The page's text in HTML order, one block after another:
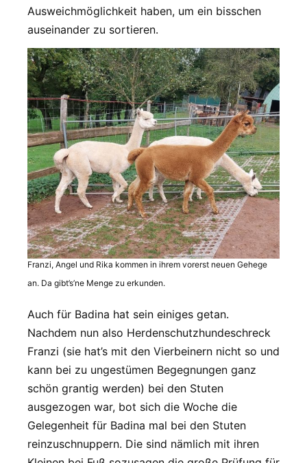
Ausweichmöglichkeit haben, um ein bisschen
auseinander zu sortieren.
Franzi, Angel und Rika kommen in ihrem vorerst neuen Gehege
an. Da gibt’s’ne Menge zu erkunden.
Auch für Badina hat sein einiges getan.
Nachdem nun also Herdenschutzhundeschreck
Franzi (sie hat’s mit den Vierbeinern nicht so und
kann bei zu ungestümen Begegnungen ganz
schön grantig werden) bei den Stuten
ausgezogen war, bot sich die Woche die
Gelegenheit für Badina mal bei den Stuten
reinzuschnuppern. Die sind nämlich mit ihren